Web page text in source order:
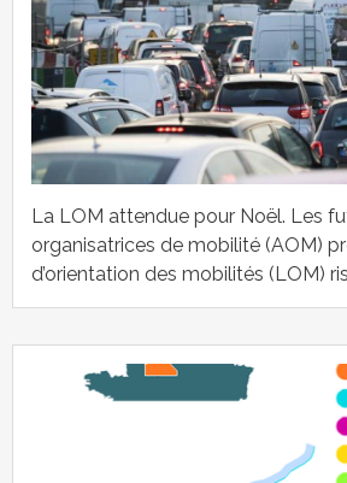
La LOM attendue pour Noël. Les
organisatrices de mobilité (AOM)
d’orientation des mobilités (LOM)